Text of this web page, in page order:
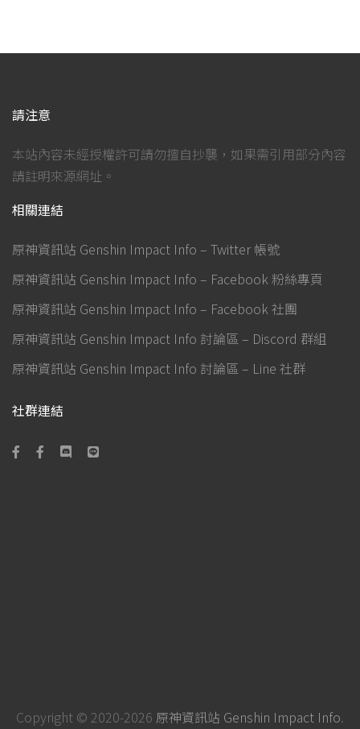
請注意
本站內容未經授權許可請勿擅自抄襲，如果需引用部分內容
請註明來源網址。
相關連結
原神資訊站 Genshin Impact Info – Twitter 帳號
原神資訊站 Genshin Impact Info – Facebook 粉絲專頁
原神資訊站 Genshin Impact Info – Facebook 社團
原神資訊站 Genshin Impact Info 討論區 – Discord 群組
原神資訊站 Genshin Impact Info 討論區 – Line 社群
社群連結
Copyright © 2020-2026 原神資訊站 Genshin Impact Info.